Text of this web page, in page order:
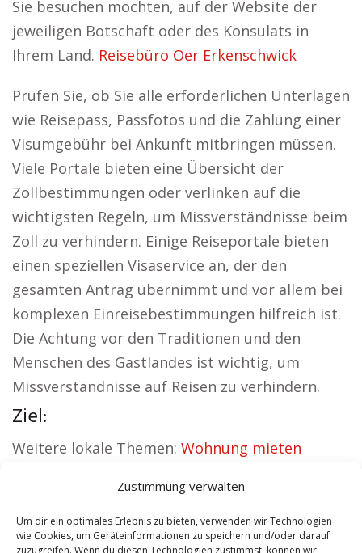
Zustimmung verwalten
Um dir ein optimales Erlebnis zu bieten, verwenden wir Technologien
wie Cookies, um Geräteinformationen zu speichern und/oder darauf
zuzugreifen. Wenn du diesen Technologien zustimmst, können wir
Sie besuchen möchten, auf der Website der
jeweiligen Botschaft oder des Konsulats in
Ihrem Land. Reisebüro Oer Erkenschwick
Prüfen Sie, ob Sie alle erforderlichen Unterlagen
wie Reisepass, Passfotos und die Zahlung einer
Visumgebühr bei Ankunft mitbringen müssen.
Viele Portale bieten eine Übersicht der
Zollbestimmungen oder verlinken auf die
wichtigsten Regeln, um Missverständnisse beim
Zoll zu verhindern. Einige Reiseportale bieten
einen speziellen Visaservice an, der den
gesamten Antrag übernimmt und vor allem bei
komplexen Einreisebestimmungen hilfreich ist.
Die Achtung vor den Traditionen und den
Menschen des Gastlandes ist wichtig, um
Missverständnisse auf Reisen zu verhindern.
Ziel:
Weitere lokale Themen: Wohnung mieten
Autovermietung Emmelshausen|
Emmelshausen|Hauskauf Emmelshausen|
Hundeschule Emmelshausen